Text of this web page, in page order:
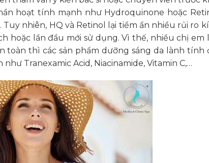
hoạt tính mạnh như Hydroquinone hoặc
nhiên, HQ và Retinol lại tiềm ẩn nhiều rủi ro
lần đầu mới sử dụng. Vì thế, nhiều chị em
toàn thì các sản phẩm dưỡng sáng da lành tính
Tranexamic Acid, Niacinamide, Vitamin C,…